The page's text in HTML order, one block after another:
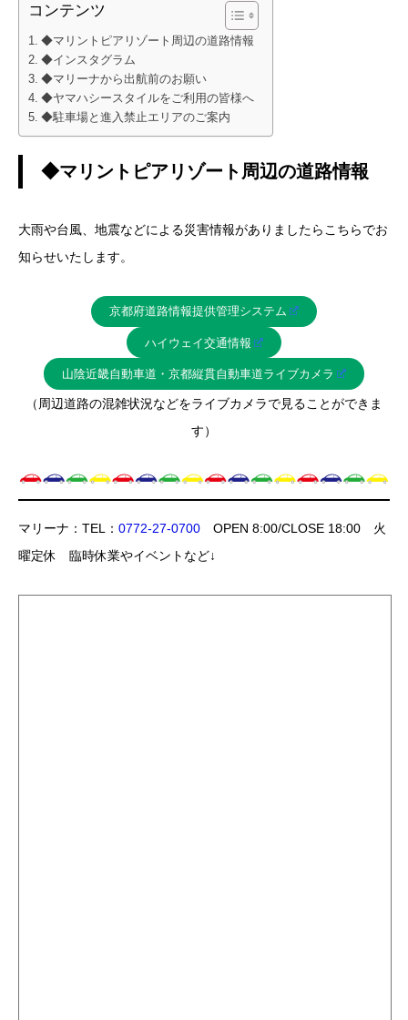
コンテンツ
◆マリントピアリゾート周辺の道路情報
◆インスタグラム
◆マリーナから出航前のお願い
◆ヤマハシースタイルをご利用の皆様へ
◆駐車場と進入禁止エリアのご案内
◆マリントピアリゾート周辺の道路情報
大雨や台風、地震などによる災害情報がありましたらこちらでお
知らせいたします。
京都府道路情報提供管理システム
ハイウェイ交通情報
山陰近畿自動車道・京都縦貫自動車道ライブカメラ
（周辺道路の混雑状況などをライブカメラで見ることができま
す）
マリーナ：TEL： 0772-27-0700 OPEN 8:00/CLOSE 18:00 火
曜定休 臨時休業やイベントなど↓